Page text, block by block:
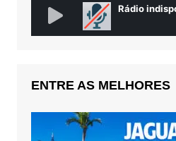
ENTRE AS MELHORES